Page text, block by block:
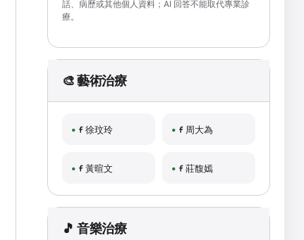
話、病歷或其他個人資料；AI 回答不能取代專業診
療。
🎨 藝術治療
徐玟玲 周大為
黃暄文 莊馥嫣
🎵 音樂治療